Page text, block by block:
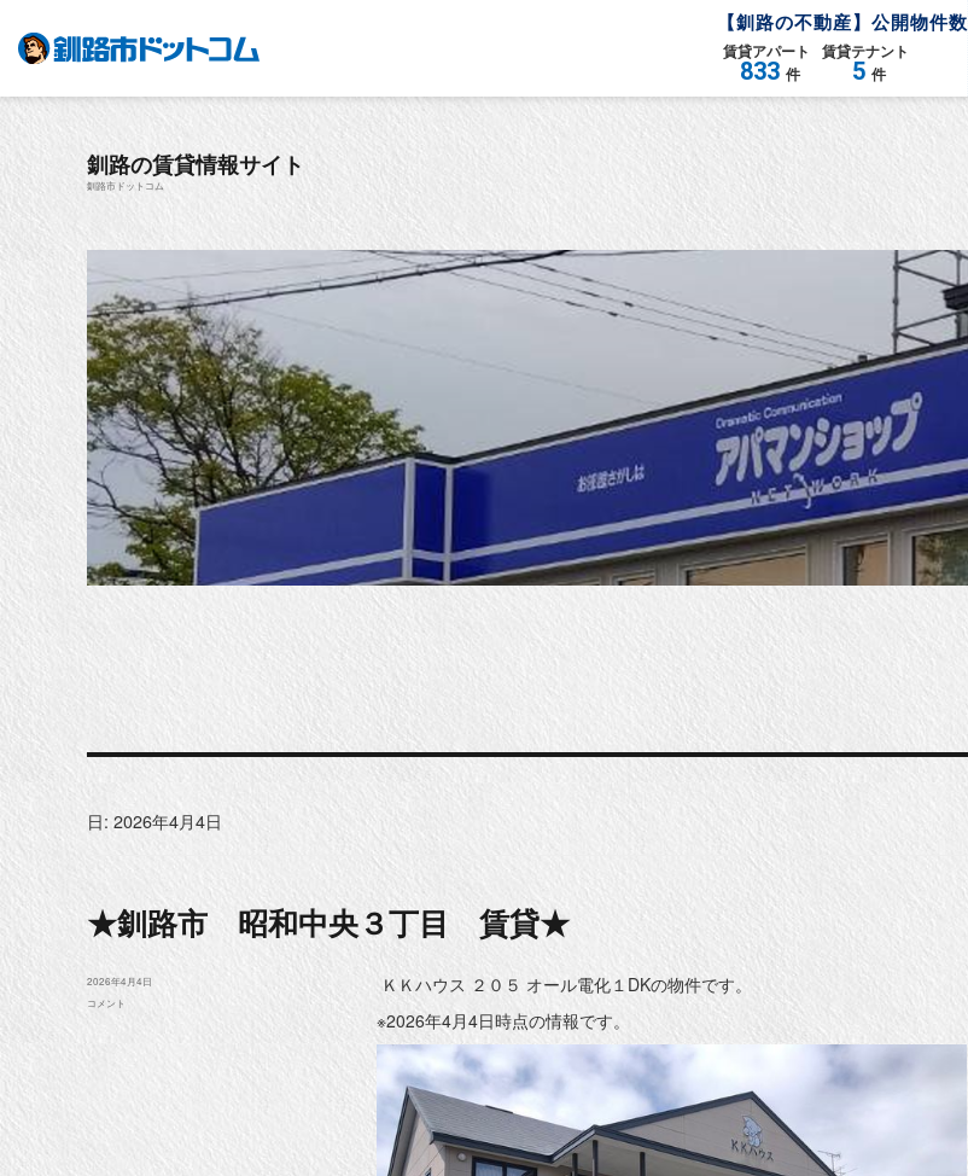
【釧路の不動産】公開物件数
賃貸アパート
833 件
賃貸テナント
5 件
釧路の賃貸情報サイト
釧路市ドットコム
日: 2026年4月4日
★釧路市 昭和中央３丁目 賃貸★
ＫＫハウス ２０５ オール電化１DKの物件です。
※2026年4月4日時点の情報です。
投
2026年4月4日
★
コメント